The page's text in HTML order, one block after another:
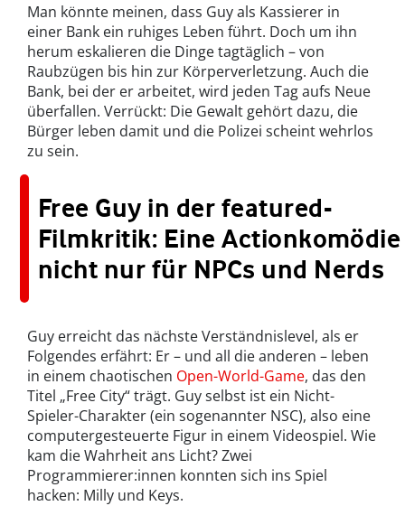
Man könnte meinen, dass Guy als Kassierer in
einer Bank ein ruhiges Leben führt. Doch um ihn
herum eskalieren die Dinge tagtäglich – von
Raubzügen bis hin zur Körperverletzung. Auch die
Bank, bei der er arbeitet, wird jeden Tag aufs Neue
überfallen. Verrückt: Die Gewalt gehört dazu, die
Bürger leben damit und die Polizei scheint wehrlos
zu sein.
Free Guy in der featured-
Filmkritik: Eine Actionkomödie
nicht nur für NPCs und Nerds
Guy erreicht das nächste Verständnislevel, als er
Folgendes erfährt: Er – und all die anderen – leben
in einem chaotischen Open-World-Game, das den
Titel „Free City“ trägt. Guy selbst ist ein Nicht-
Spieler-Charakter (ein sogenannter NSC), also eine
computergesteuerte Figur in einem Videospiel. Wie
kam die Wahrheit ans Licht? Zwei
Programmierer:innen konnten sich ins Spiel
hacken: Milly und Keys.